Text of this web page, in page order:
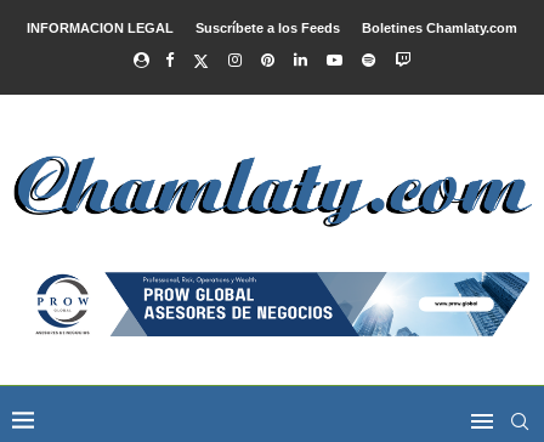
INFORMACION LEGAL Suscríbete a los Feeds Boletines Chamlaty.com